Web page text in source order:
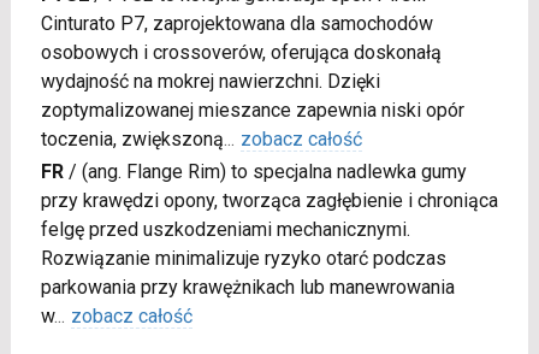
Cinturato P7, zaprojektowana dla samochodów
osobowych i crossoverów, oferująca doskonałą
wydajność na mokrej nawierzchni. Dzięki
zoptymalizowanej mieszance zapewnia niski opór
toczenia, zwiększoną... zobacz całość
FR/ (ang. Flange Rim) to specjalna nadlewka gumy
przy krawędzi opony, tworząca zagłębienie i chroniąca
felgę przed uszkodzeniami mechanicznymi.
Rozwiązanie minimalizuje ryzyko otarć podczas
parkowania przy krawężnikach lub manewrowania
w... zobacz całość